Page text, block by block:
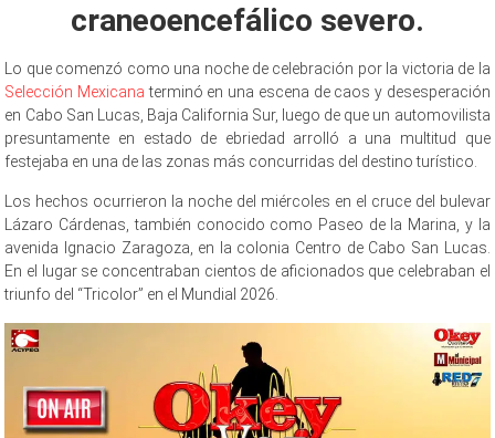
craneoencefálico severo.
Lo que comenzó como una noche de celebración por la victoria de la
Selección Mexicana terminó en una escena de caos y desesperación
en Cabo San Lucas, Baja California Sur, luego de que un automovilista
presuntamente en estado de ebriedad arrolló a una multitud que
festejaba en una de las zonas más concurridas del destino turístico.
Los hechos ocurrieron la noche del miércoles en el cruce del bulevar
Lázaro Cárdenas, también conocido como Paseo de la Marina, y la
avenida Ignacio Zaragoza, en la colonia Centro de Cabo San Lucas.
En el lugar se concentraban cientos de aficionados que celebraban el
triunfo del “Tricolor” en el Mundial 2026.